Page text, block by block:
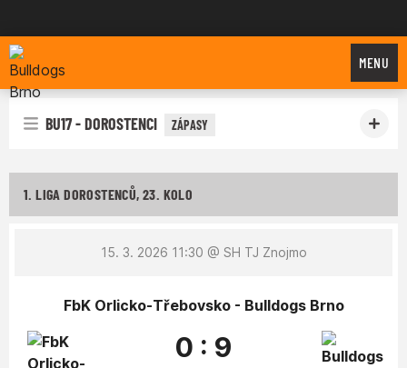
Bulldogs Brno
MENU
BU17 - DOROSTENCI ZÁPASY
1. LIGA DOROSTENCŮ, 23. KOLO
15. 3. 2026 11:30 @ SH TJ Znojmo
FbK Orlicko-Třebovsko - Bulldogs Brno
0 : 9